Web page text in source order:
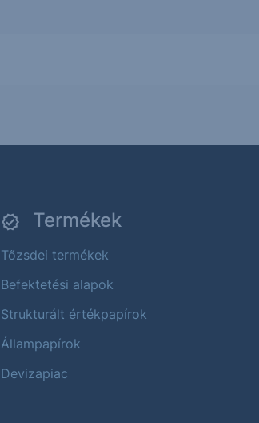
Termékek
Tőzsdei termékek
Befektetési alapok
Strukturált értékpapírok
Állampapírok
Devizapiac